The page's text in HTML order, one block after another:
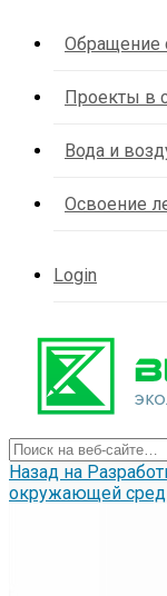
Обращение
Проекты в
Вода и
Освоение
Login
Назад на
окружающей